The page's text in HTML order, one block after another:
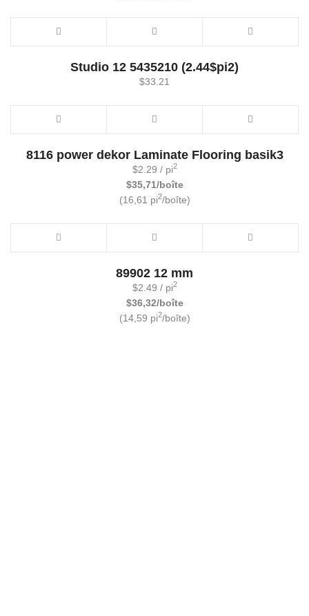
Studio 12 5435210 (2.44$pi2)
$33.21
8116 power dekor Laminate Flooring basik3
$2.29 / pi2
$35,71/boîte
(16,61 pi2/boîte)
89902 12 mm
$2.49 / pi2
$36,32/boîte
(14,59 pi2/boîte)